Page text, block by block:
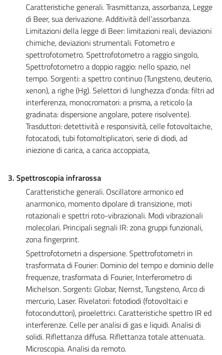
Caratteristiche generali. Trasmittanza, assorbanza, Legge
di Beer, sua derivazione. Additività dell’assorbanza.
Limitazioni della legge di Beer: limitazioni reali, deviazioni
chimiche, deviazioni strumentali. Fotometro e
spettrofotometro. Spettrofotometro a raggio singolo,
Spettrofotometro a doppio raggio: nello spazio, nel
tempo. Sorgenti: a spettro continuo (Tungsteno, deuterio,
xenon), a righe (Hg). Selettori di lunghezza d’onda: filtri ad
interferenza, monocromatori: a prisma, a reticolo (a
gradinata: dispersione angolare, potere risolvente).
Trasduttori: detettività e responsività, celle fotovoltaiche,
fotocatodi, tubi fotomoltiplicatori, serie di diodi, ad
iniezione di carica, a carica accoppiata,
3. Spettroscopia infrarossa
Caratteristiche generali. Oscillatore armonico ed
anarmonico, momento dipolare di transizione, moti
rotazionali e spettri roto-vibrazionali. Modi vibrazionali
molecolari. Principali segnali IR: zona gruppi funzionali,
zona fingerprint.
Spettrofotometri a dispersione. Spettrofotometri in
trasformata di Fourier: Dominio del tempo e dominio delle
frequenze, trasformata di Fourier, Interferometro di
Michelson. Sorgenti: Globar, Nernst, Tungsteno, Arco di
mercurio, Laser. Rivelatori: fotodiodi (fotovoltaici e
fotoconduttori), piroelettrici. Caratteristiche spettro IR ed
interferenze. Celle per analisi di gas e liquidi. Analisi di
solidi. Riflettanza diffusa. Riflettanza totale attenuata.
Microscopia. Analisi da remoto.